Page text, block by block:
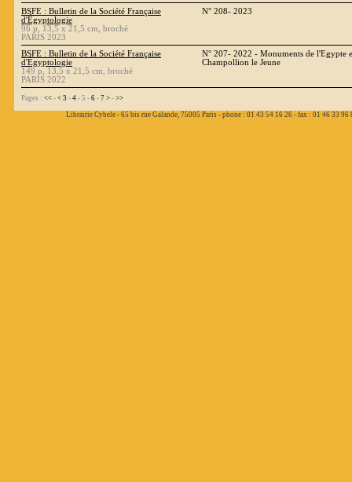
BSFE : Bulletin de la Société Française
d'Égyptologie
96 p, 13,5 x 21,5 cm, broché
PARIS 2023
N° 208- 2023
BSFE : Bulletin de la Société Française
d'Égyptologie
149 p, 13,5 x 21,5 cm, broché
PARIS 2022
N° 207- 2022 - Monuments de l'Egypte
Champollion le Jeune
Pages : << - < 3 - 4 - 5 - 6 - 7 > - >>
Librairie Cybele - 65 bis rue Galande, 75005 Paris - phone : 01 43 54 16 26 - fax : 01 46 33